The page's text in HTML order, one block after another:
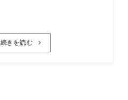
続きを読む